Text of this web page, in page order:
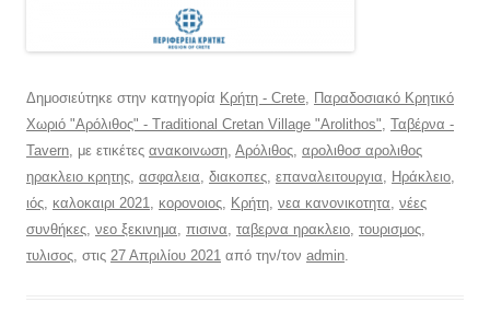
Δημοσιεύτηκε στην κατηγορία Κρήτη - Crete, Παραδοσιακό Κρητικό
Χωριό "Αρόλιθος" - Traditional Cretan Village "Arolithos", Ταβέρνα -
Tavern, με ετικέτες ανακοινωση, Αρόλιθος, αρολιθοσ αρολιθος
ηρακλειο κρητης, ασφαλεια, διακοπες, επαναλειτουργια, Ηράκλειο,
ιός, καλοκαιρι 2021, κορονοιος, Κρήτη, νεα κανονικοτητα, νέες
συνθήκες, νεο ξεκινημα, πισινα, ταβερνα ηρακλειο, τουρισμος,
τυλισος, στις 27 Απριλίου 2021 από την/τον admin.